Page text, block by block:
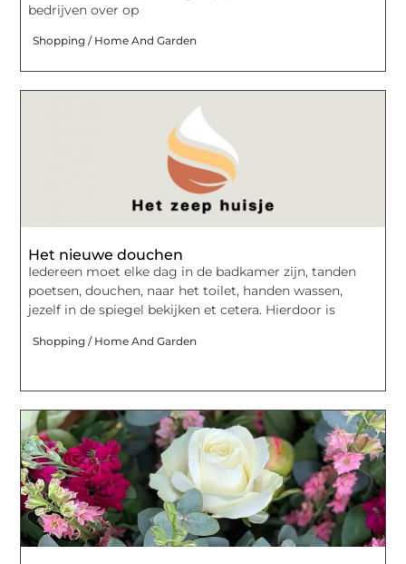
bedrijven over op
Shopping / Home And Garden
Het nieuwe douchen
Iedereen moet elke dag in de badkamer zijn, tanden
poetsen, douchen, naar het toilet, handen wassen,
jezelf in de spiegel bekijken et cetera. Hierdoor is
Shopping / Home And Garden